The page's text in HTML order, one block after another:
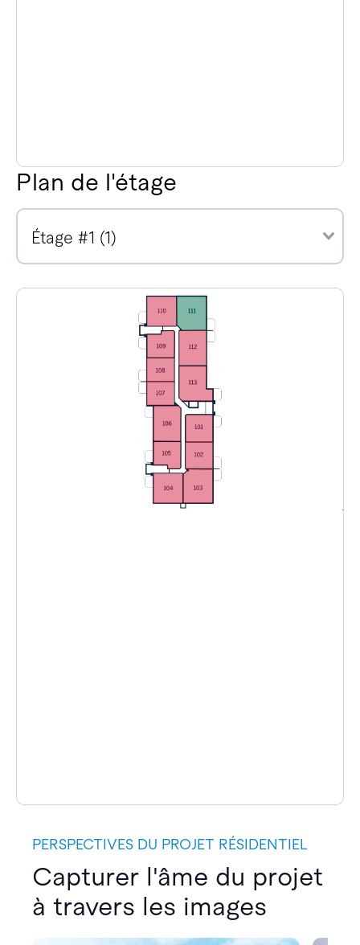
Plan de l'étage
Étage #1 (1)
PERSPECTIVES DU PROJET RÉSIDENTIEL
Capturer l'âme du projet
à travers les images